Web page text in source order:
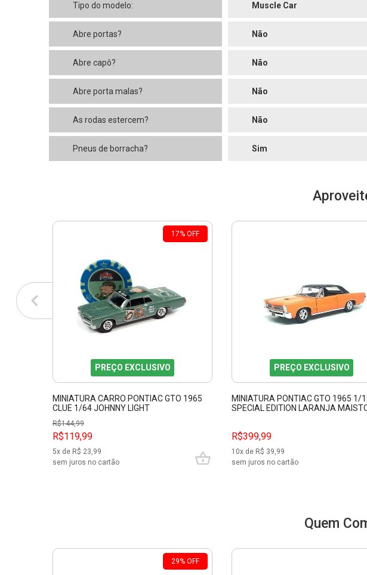
Tipo do modelo: Muscle Car
Abre portas? Não
Abre capô? Não
Abre porta malas? Não
As rodas estercem? Não
Pneus de borracha? Sim
17% OFF
PREÇO EXCLUSIVO
MINIATURA CARRO PONTIAC GTO 1965
CLUE 1/64 JOHNNY LIGHT
R$144,99
R$119,99
5x de R$ 23,99
sem juros no cartão
PREÇO EXCLUSIVO
MINIATURA PONTIAC GTO 1965 1/
SPECIAL EDITION LARANJA
R$399,99
10x de R$ 39,99
sem juros no cartão
Quem
29% OFF